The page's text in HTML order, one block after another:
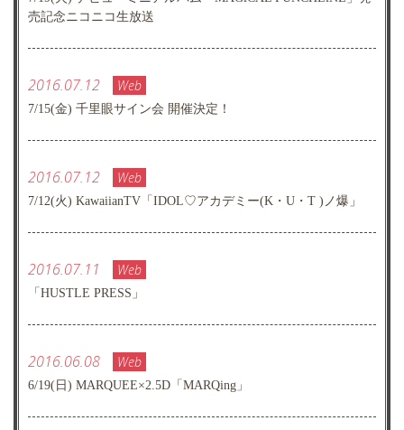
売記念ニコニコ生放送
2016.07.12 Web
7/15(金) 千里眼サイン会 開催決定！
2016.07.12 Web
7/12(火) KawaiianTV「IDOL♡アカデミー(K・U・T )ノ爆」
2016.07.11 Web
「HUSTLE PRESS」
2016.06.08 Web
6/19(日) MARQUEE×2.5D「MARQing」